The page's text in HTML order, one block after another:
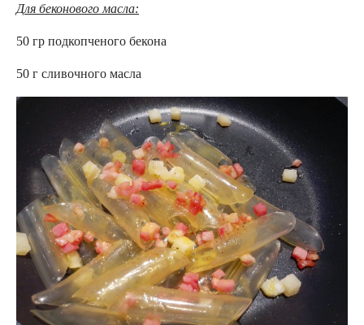
Для беконового масла:
50 гр подкопченого бекона
50 г сливочного масла